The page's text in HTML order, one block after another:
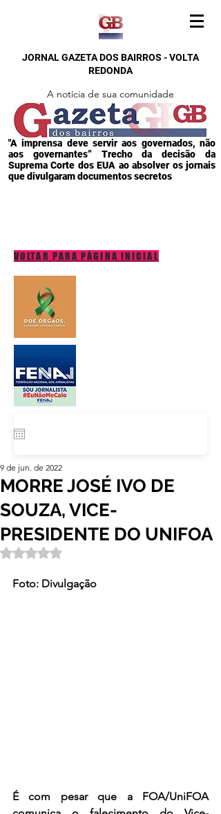
JORNAL GAZETA DOS BAIRROS - VOLTA
REDONDA
A notícia de sua comunidade
"A imprensa deve servir aos governados, não
aos governantes” Trecho da decisão da
Suprema Corte dos EUA ao absolver os jornais
que divulgaram documentos secretos
VOLTAR PARA PÁGINA INICIAL
MORRE JOSÉ IVO DE
SOUZA, VICE-
PRESIDENTE DO UNIFOA
9 de jun. de 2022
Avaliado com NaN de 5 estrelas.
Foto: Divulgação
É com pesar que a FOA/UniFOA